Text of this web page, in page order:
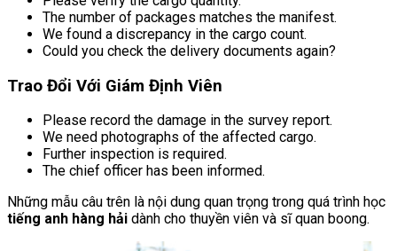
The number of packages matches the manifest.
We found a discrepancy in the cargo count.
Could you check the delivery documents again?
Trao Đổi Với Giám Định Viên
Please record the damage in the survey report.
We need photographs of the affected cargo.
Further inspection is required.
The chief officer has been informed.
Những mẫu câu trên là nội dung quan trọng trong quá trình học
tiếng anh hàng hải dành cho thuyền viên và sĩ quan boong.